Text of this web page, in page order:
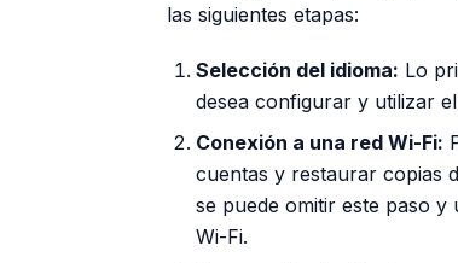
las siguientes etapas:
Selección del idioma: Lo
desea configurar y utilizar
Conexión a una red Wi-Fi:
cuentas y restaurar copias
se puede omitir este paso
Wi-Fi.